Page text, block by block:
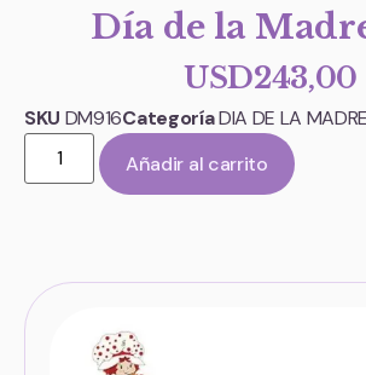
Día de la
USD243,00
SKU DM916CategoríaDIA DE LA MADRE
Añadir al carrito